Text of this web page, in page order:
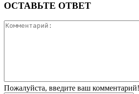
ОСТАВЬТЕ ОТВЕТ
Пожалуйста, введите ваш комментарий!